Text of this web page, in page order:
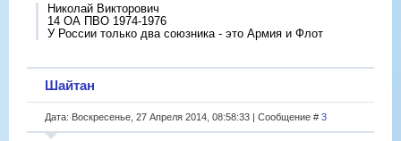
Николай Викторович
14 ОА ПВО 1974-1976
У России только два союзника - это Армия и Флот
Шайтан
Дата: Воскресенье, 27 Апреля 2014, 08:58:33 | Сообщение # 3